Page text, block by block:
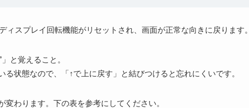
ィスプレイ回転機能がリセットされ、画面が正常な向きに戻ります。
」と覚えること。
る状態なので、「↑で上に戻す」と結びつけると忘れにくいです。
変わります。下の表を参考にしてください。